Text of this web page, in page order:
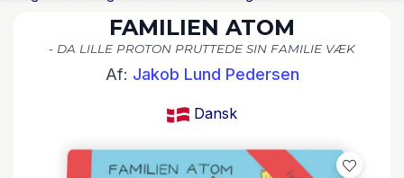
FAMILIEN ATOM
- DA LILLE PROTON PRUTTEDE SIN FAMILIE VÆK
Af: Jakob Lund Pedersen
Dansk